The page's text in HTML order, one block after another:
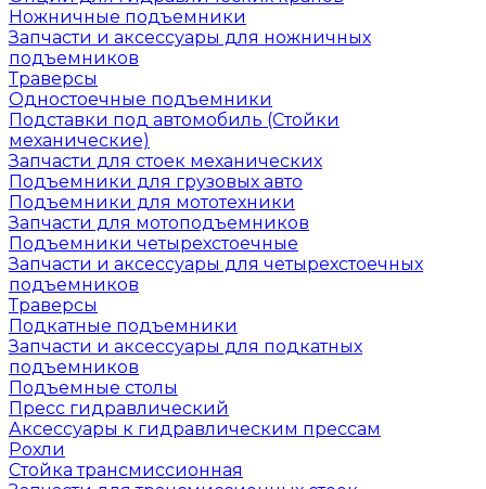
Ножничные подъемники
Запчасти и аксессуары для ножничных
подъемников
Траверсы
Одностоечные подъемники
Подставки под автомобиль (Стойки
механические)
Запчасти для стоек механических
Подъемники для грузовых авто
Подъемники для мототехники
Запчасти для мотоподъемников
Подъемники четырехстоечные
Запчасти и аксессуары для четырехстоечных
подъемников
Траверсы
Подкатные подъемники
Запчасти и аксессуары для подкатных
подъемников
Подъемные столы
Пресс гидравлический
Аксессуары к гидравлическим прессам
Рохли
Стойка трансмиссионная